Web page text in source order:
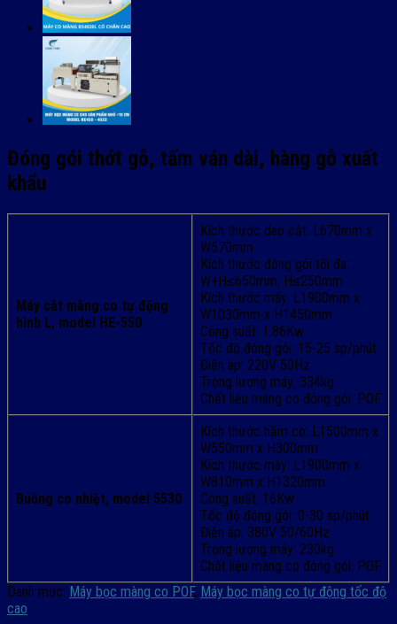
Đóng gói thớt gỗ, tấm ván dài, hàng gỗ xuất
khẩu
Máy cắt màng co tự động
hình L, model HE-550
Kích thước dao cắt: L670mm x
W570mm
Kích thước đóng gói tối đa:
W+H≤650mm, H≤250mm
Kích thước máy: L1900mm x
W1030mm x H1450mm
Công suất: 1.86Kw
Tốc độ đóng gói: 15-25 sp/phút
Điện áp: 220V 50Hz
Trọng lượng máy: 334kg
Chất liệu màng co đóng gói: POF
Buồng co nhiệt, model 5530
Kích thước hầm co: L1500mm x
W550mm x H300mm
Kích thước máy: L1900mm x
W810mm x H1320mm
Công suất: 16Kw
Tốc độ đóng gói: 0-30 sp/phút
Điện áp: 380V 50/60Hz
Trọng lượng máy: 230kg
Chất liệu màng co đóng gói: POF
Danh mục: Máy bọc màng co POF, Máy bọc màng co tự động tốc độ
cao